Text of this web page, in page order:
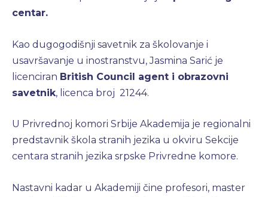
centar.
Kao dugogodišnji savetnik za školovanje i
usavršavanje u inostranstvu, Jasmina Sarić je
licenciran British Council agent i obrazovni
savetnik, licenca broj 21244.
U Privrednoj komori Srbije Akademija je regionalni
predstavnik škola stranih jezika u okviru Sekcije
centara stranih jezika srpske Privredne komore.
Nastavni kadar u Akademiji čine profesori, master